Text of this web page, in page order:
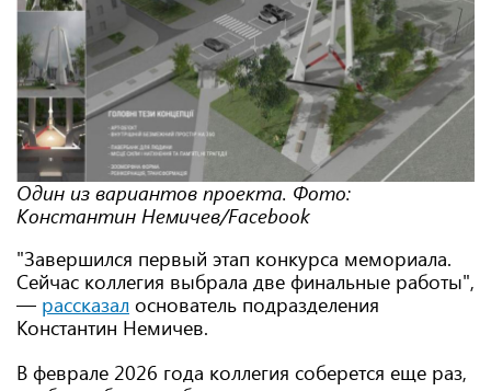
Один из вариантов проекта. Фото:
Константин Немичев/Facebook
"Завершился первый этап конкурса мемориала.
Сейчас коллегия выбрала две финальные работы",
— рассказал основатель подразделения
Константин Немичев.
В феврале 2026 года коллегия соберется еще раз,